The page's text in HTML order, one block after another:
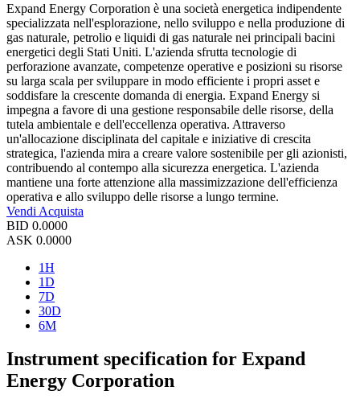
Expand Energy Corporation è una società energetica indipendente
specializzata nell'esplorazione, nello sviluppo e nella produzione di
gas naturale, petrolio e liquidi di gas naturale nei principali bacini
energetici degli Stati Uniti. L'azienda sfrutta tecnologie di
perforazione avanzate, competenze operative e posizioni su risorse
su larga scala per sviluppare in modo efficiente i propri asset e
soddisfare la crescente domanda di energia. Expand Energy si
impegna a favore di una gestione responsabile delle risorse, della
tutela ambientale e dell'eccellenza operativa. Attraverso
un'allocazione disciplinata del capitale e iniziative di crescita
strategica, l'azienda mira a creare valore sostenibile per gli azionisti,
contribuendo al contempo alla sicurezza energetica. L'azienda
mantiene una forte attenzione alla massimizzazione dell'efficienza
operativa e allo sviluppo delle risorse a lungo termine.
Vendi Acquista
BID 0.0000
ASK 0.0000
1H
1D
7D
30D
6M
Instrument specification for Expand
Energy Corporation